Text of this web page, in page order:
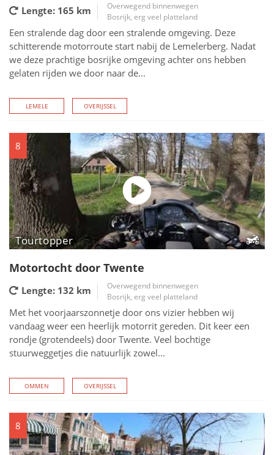
Lengte: 165 km
Overwegend binnenwegen
Bosrijk, erg veel platteland
Een stralende dag door een stralende omgeving. Deze
schitterende motorroute start nabij de Lemelerberg. Nadat
we deze prachtige bosrijke omgeving achter ons hebben
gelaten rijden we door naar de...
LEMELE OVERIJSSEL
8
Tourtopper
Motortocht door Twente
Lengte: 132 km
Overwegend binnenwegen
Bosrijk, erg veel platteland
Met het voorjaarszonnetje door ons vizier hebben wij
vandaag weer een heerlijk motorrit gereden. Dit keer een
rondje (grotendeels) door Twente. Veel bochtige
stuurweggetjes die natuurlijk zowel...
OMMEN OVERIJSSEL
8